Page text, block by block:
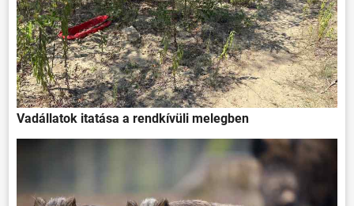
Vadállatok itatása a rendkívüli melegben